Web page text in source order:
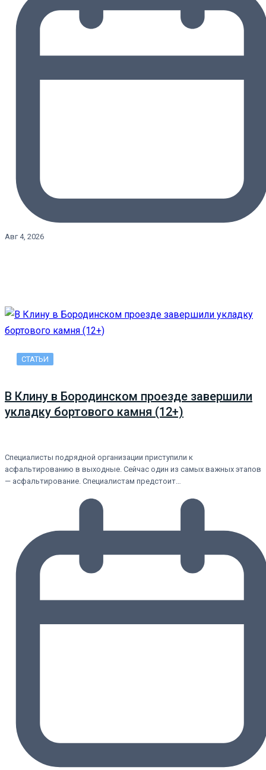
Авг 4, 2026
СТАТЬИ
В Клину в Бородинском проезде завершили
укладку бортового камня (12+)
Специалисты подрядной организации приступили к
асфальтированию в выходные. Сейчас один из самых важных этапов
— асфальтирование. Специалистам предстоит…